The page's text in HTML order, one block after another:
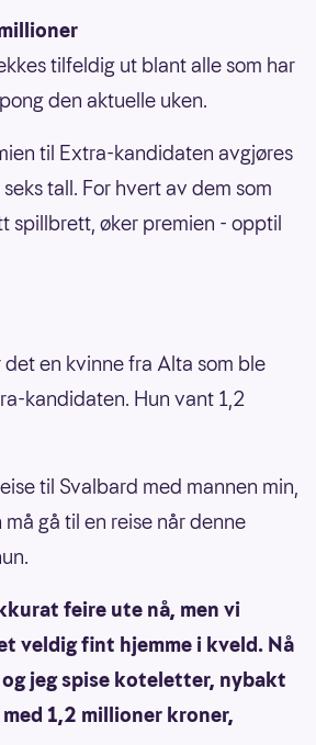
tilfeldig ut blant alle som har
den aktuelle uken.
til Extra-kandidaten avgjøres
tall. For hvert av dem som
spillbrett, øker premien - opptil
en kvinne fra Alta som ble
kandidaten. Hun vant 1,2
til Svalbard med mannen min,
gå til en reise når denne
feire ute nå, men vi
veldig fint hjemme i kveld. Nå
jeg spise koteletter, nybakt
1,2 millioner kroner,